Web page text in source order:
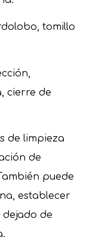
tomillo
cierre de
de limpieza
de
puede
establecer
de